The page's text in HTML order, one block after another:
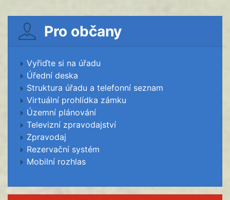
Pro občany
Vyřiďte si na úřadu
Úřední deska
Struktura úřadu a telefonní seznam
Virtuální prohlídka zámku
Územní plánování
Televizní zpravodajství
Zpravodaj
Rezervační systém
Mobilní rozhlas